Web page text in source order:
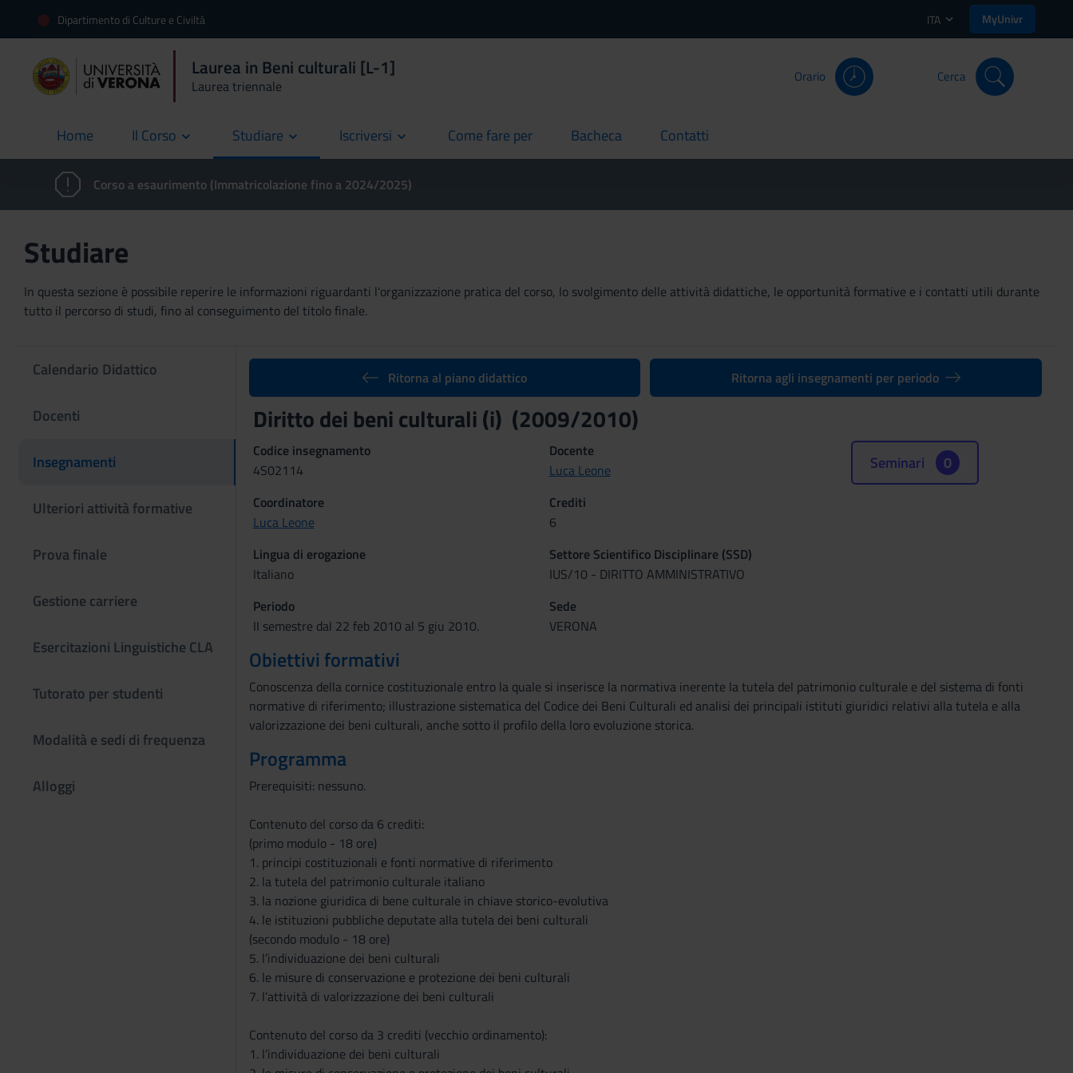
Dipartimento di Culture e Civiltà ITA MyUnivr
Laurea in Beni culturali [L-1]
Laurea triennale
Orario Cerca
Home
current Il Corso Studiare Iscriversi Come fare per
current Bacheca
current Contatti
current
Corso a esaurimento (Immatricolazione fino a 2024/2025)
Studiare
In questa sezione è possibile reperire le informazioni riguardanti l'organizzazione pratica del corso, lo svolgimento delle attività didattiche, le opportunità formative e i contatti utili durante
tutto il percorso di studi, fino al conseguimento del titolo finale.
Calendario Didattico
Docenti
Insegnamenti
Ulteriori attività formative
Prova finale
Gestione carriere
Esercitazioni Linguistiche CLA
Tutorato per studenti
Modalità e sedi di frequenza
Alloggi
Ritorna al piano didattico Ritorna agli insegnamenti per periodo
Diritto dei beni culturali (i) (2009/2010)
Codice insegnamento
4S02114
Docente
Luca Leone
Coordinatore
Luca Leone
Crediti
6
Lingua di erogazione
Italiano
Settore Scientifico Disciplinare (SSD)
IUS/10 - DIRITTO AMMINISTRATIVO
Periodo
II semestre dal 22 feb 2010 al 5 giu 2010.
Sede
VERONA
Seminari 0
Obiettivi formativi
Conoscenza della cornice costituzionale entro la quale si inserisce la normativa inerente la tutela del patrimonio culturale e del sistema di fonti
normative di riferimento; illustrazione sistematica del Codice dei Beni Culturali ed analisi dei principali istituti giuridici relativi alla tutela e alla
valorizzazione dei beni culturali, anche sotto il profilo della loro evoluzione storica.
Programma
Prerequisiti: nessuno.
Contenuto del corso da 6 crediti:
(primo modulo - 18 ore)
1. principi costituzionali e fonti normative di riferimento
2. la tutela del patrimonio culturale italiano
3. la nozione giuridica di bene culturale in chiave storico-evolutiva
4. le istituzioni pubbliche deputate alla tutela dei beni culturali
(secondo modulo - 18 ore)
5. l’individuazione dei beni culturali
6. le misure di conservazione e protezione dei beni culturali
7. l’attività di valorizzazione dei beni culturali
Contenuto del corso da 3 crediti (vecchio ordinamento):
1. l’individuazione dei beni culturali